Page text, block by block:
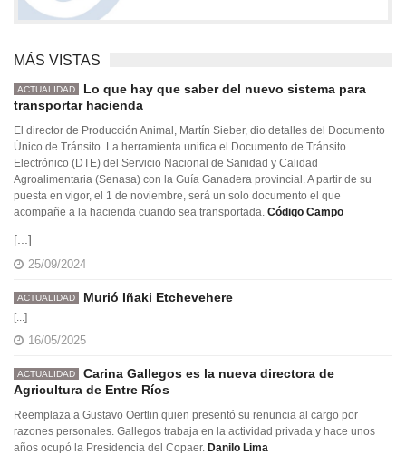
MÁS VISTAS
ACTUALIDAD
Lo que hay que saber del nuevo sistema para
transportar hacienda
El director de Producción Animal, Martín Sieber, dio detalles del Documento
Único de Tránsito. La herramienta unifica el Documento de Tránsito
Electrónico (DTE) del Servicio Nacional de Sanidad y Calidad
Agroalimentaria (Senasa) con la Guía Ganadera provincial. A partir de su
puesta en vigor, el 1 de noviembre, será un solo documento el que
acompañe a la hacienda cuando sea transportada. Código Campo
[...]
25/09/2024
ACTUALIDAD Murió Iñaki Etchevehere
[...]
16/05/2025
ACTUALIDAD
Carina Gallegos es la nueva directora de
Agricultura de Entre Ríos
Reemplaza a Gustavo Oertlin quien presentó su renuncia al cargo por
razones personales. Gallegos trabaja en la actividad privada y hace unos
años ocupó la Presidencia del Copaer. Danilo Lima